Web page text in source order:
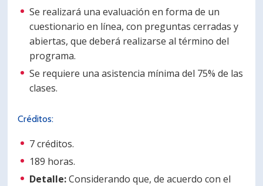
Se realizará una evaluación en forma de un
cuestionario en línea, con preguntas cerradas y
abiertas, que deberá realizarse al término del
programa.
Se requiere una asistencia mínima del 75% de las
clases.
Créditos:
7 créditos.
189 horas.
Detalle:Considerando que, de acuerdo con el